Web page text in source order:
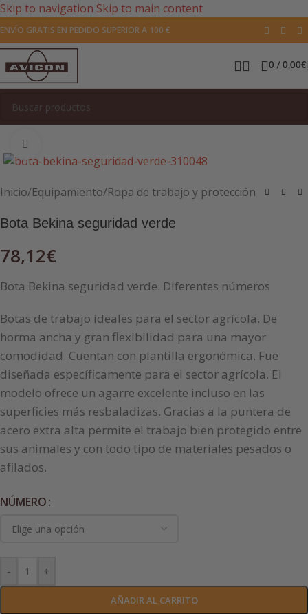
Skip to navigation Skip to main content
ENVÍO GRATIS EN PEDIDO SUPERIOR A 100 €
0 / 0,00€
Inicio/Equipamiento/Ropa de trabajo y protección
Bota Bekina seguridad verde
78,12€
Bota Bekina seguridad verde. Diferentes números
Botas de trabajo ideales para el sector agrícola. De
horma ancha y gran flexibilidad para una mayor
comodidad. Cuentan con plantilla ergonómica. Fue
diseñada específicamente para el sector agrícola. El
modelo ofrece un agarre excelente incluso en las
superficies más resbaladizas. Gracias a la puntera de
acero extra alta permite el trabajo bien protegido entre
sus animales y con todo tipo de materiales pesados o
afilados.
NÚMERO
- +
AÑADIR AL CARRITO